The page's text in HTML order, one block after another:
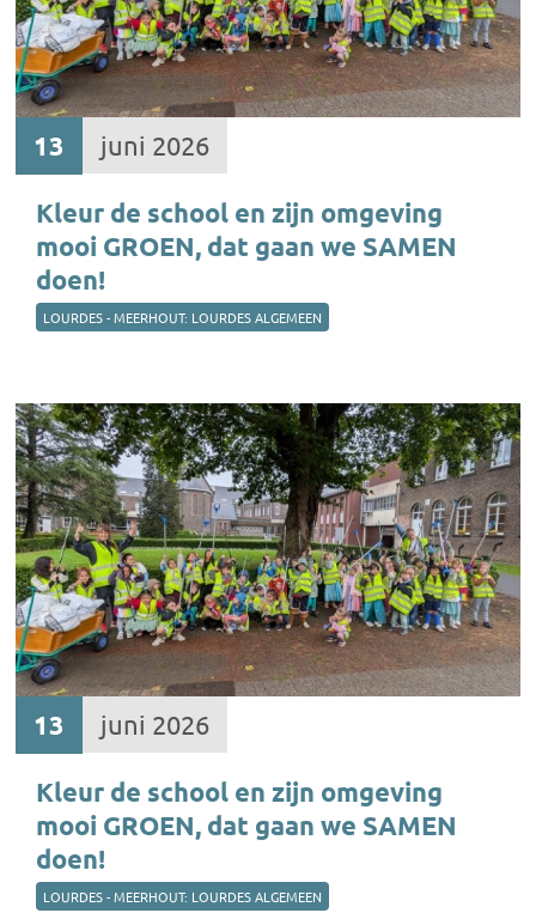
13 juni 2026
Kleur de school en zijn omgeving
mooi GROEN, dat gaan we SAMEN
doen!
LOURDES - MEERHOUT: LOURDES ALGEMEEN
13 juni 2026
Kleur de school en zijn omgeving
mooi GROEN, dat gaan we SAMEN
doen!
LOURDES - MEERHOUT: LOURDES ALGEMEEN